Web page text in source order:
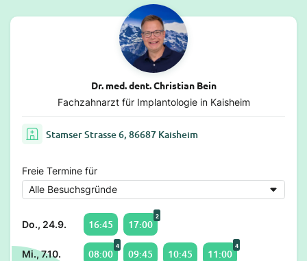
Dr. med. dent. Christian Bein
Fachzahnarzt für Implantologie in Kaisheim
Stamser Strasse 6, 86687 Kaisheim
Freie Termine für
Do., 24.9. 16:45 17:00
2
Mi., 7.10. 08:00
4
09:45 10:45 11:00
4